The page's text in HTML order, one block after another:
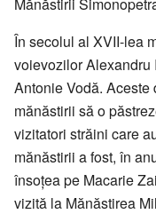
În secolul al XVII-lea
voievozilor Alexandru
Antonie Vodă.
mănăstirii să o
vizitatori străini care
mănăstirii a fost, în
însoțea pe Macarie
vizită la Mănăstirea